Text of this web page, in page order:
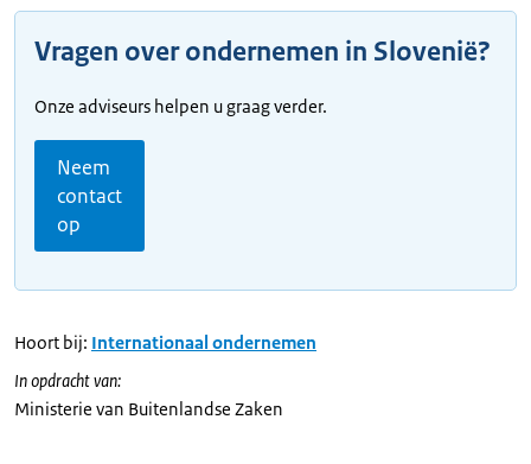
Vragen over ondernemen in Slovenië?
Onze adviseurs helpen u graag verder.
Neem
contact
op
Hoort bij: Internationaal ondernemen
In opdracht van:
Ministerie van Buitenlandse Zaken